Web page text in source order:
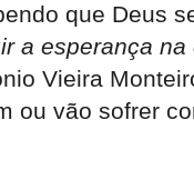
que Deus
a esperança na
Vieira
ou vão sofrer